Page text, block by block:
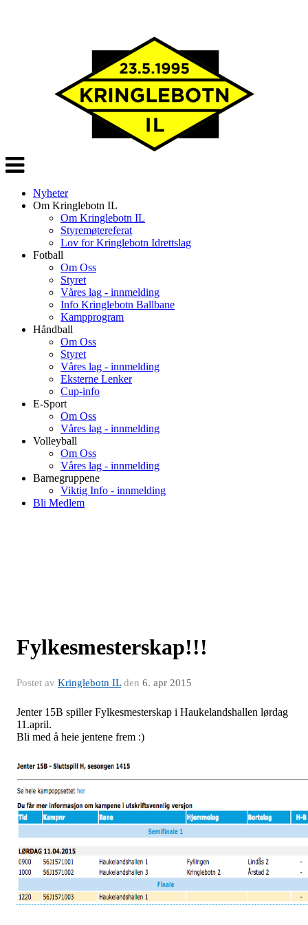
Veksle
navigasjon
Nyheter
Om Kringlebotn IL
Om Kringlebotn IL
Styremøtereferat
Lov for Kringlebotn Idrettslag
Fotball
Om Oss
Styret
Våres lag - innmelding
Info Kringlebotn Ballbane
Kampprogram
Håndball
Om Oss
Styret
Våres lag - innmelding
Eksterne Lenker
Cup-info
E-Sport
Om Oss
Våres lag - innmelding
Volleyball
Om Oss
Våres lag - innmelding
Barnegruppene
Viktig Info - innmelding
Bli Medlem
Fylkesmesterskap!!!
Postet av Kringlebotn ILden 6. apr 2015
Jenter 15B spiller Fylkesmesterskap i Haukelandshallen lørdag
11.april.
Bli med å heie jentene frem :)